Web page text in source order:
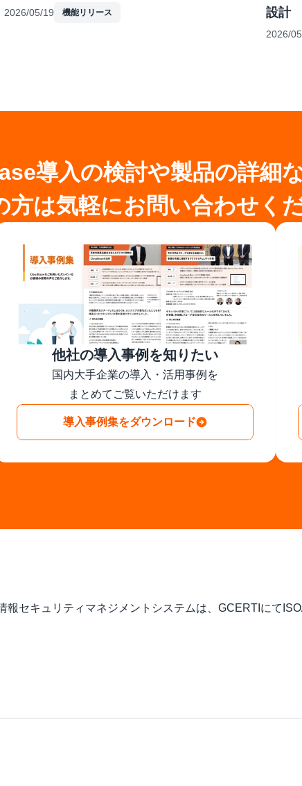
2026/05/19 機能リリース
設計
2026/
導入の検討や製品の詳細な
方は気軽にお問い合わせく
他社の導入事例を知りたい
国内大手企業の導入・活用事例を
まとめてご覧いただけます
導入事例集をダウンロード
報セキュリティマネジメントシステムは、GCERTIにて